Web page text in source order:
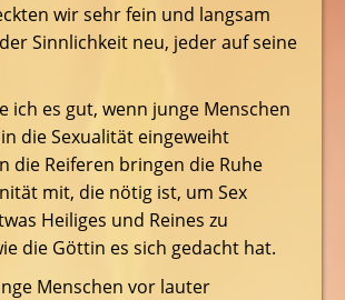
wir sehr fein und langsam
Sinnlichkeit neu, jeder auf seine
ich es gut, wenn junge Menschen
die Sexualität eingeweiht
die Reiferen bringen die Ruhe
mit, die nötig ist, um Sex
Heiliges und Reines zu
die Göttin es sich gedacht hat.
Menschen vor lauter